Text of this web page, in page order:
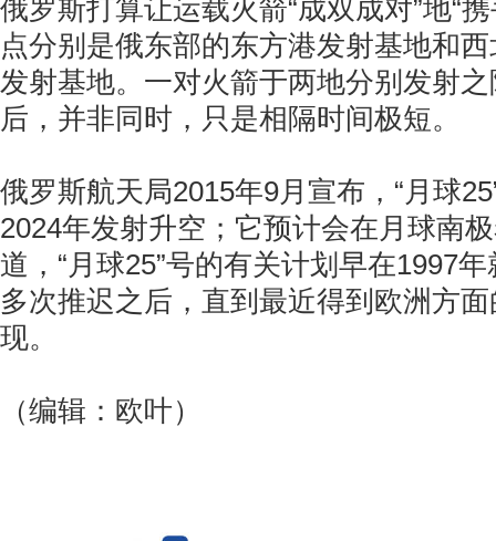
俄罗斯打算让运载火箭“成双成对”地“
点分别是俄东部的东方港发射基地和
发射基地。一对火箭于两地分别发射
后，并非同时，只是相隔时间极短。
俄罗斯航天局2015年9月宣布，“月球
2024年发射升空；它预计会在月球南
道，“月球25”号的有关计划早在1997
多次推迟之后，直到最近得到欧洲方
现。
（编辑：欧叶）